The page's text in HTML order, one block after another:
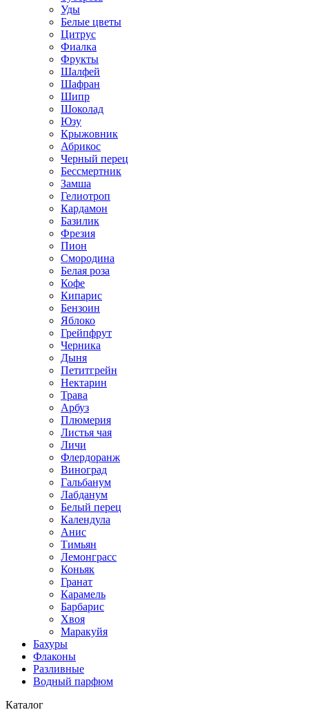
Уды
Белые цветы
Цитрус
Фиалка
Фрукты
Шалфей
Шафран
Шипр
Шоколад
Юзу
Крыжовник
Абрикос
Черный перец
Бессмертник
Замша
Гелиотроп
Кардамон
Базилик
Фрезия
Пион
Смородина
Белая роза
Кофе
Кипарис
Бензоин
Яблоко
Грейпфрут
Черника
Дыня
Петитгрейн
Нектарин
Трава
Арбуз
Плюмерия
Листья чая
Личи
Флердоранж
Виноград
Гальбанум
Лабданум
Белый перец
Календула
Анис
Тимьян
Лемонграсс
Коньяк
Гранат
Карамель
Барбарис
Хвоя
Маракуйя
Бахуры
Флаконы
Разливные
Водный парфюм
Каталог